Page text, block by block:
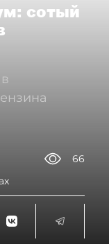
сотый
66